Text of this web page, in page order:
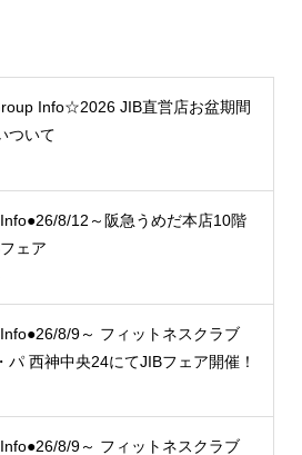
Info☆2026 JIB直営店お盆期間
ついて
8/12～阪急うめだ本店10階
ェア
8/9～ フィットネスクラブ
パ 西神中央24にてJIBフェア開催！
8/9～ フィットネスクラブ